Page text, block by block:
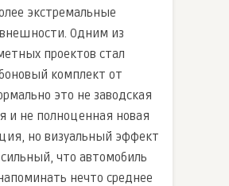
экстремальные
Одним из
проектов стал
комплект от
это не заводская
и не полноценная новая
но визуальный эффект
что автомобиль
нечто среднее